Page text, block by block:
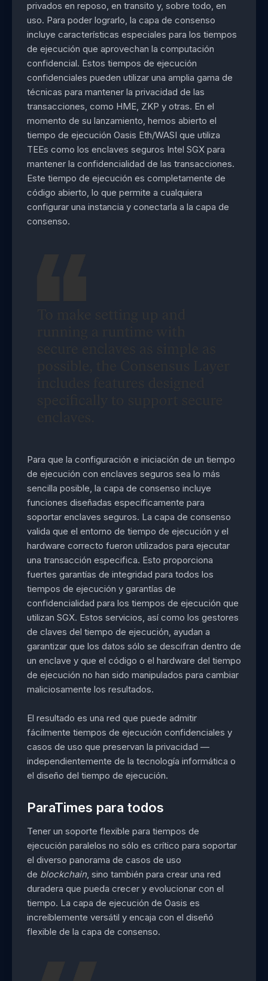
privados en reposo, en transito y, sobre todo, en
uso. Para poder lograrlo, la capa de consenso
incluye características especiales para los tiempos
de ejecución que aprovechan la computación
confidencial. Estos tiempos de ejecución
confidenciales pueden utilizar una amplia gama de
técnicas para mantener la privacidad de las
transacciones, como HME, ZKP y otras. En el
momento de su lanzamiento, hemos abierto el
tiempo de ejecución Oasis Eth/WASI que utiliza
TEEs como los enclaves seguros Intel SGX para
mantener la confidencialidad de las transacciones.
Este tiempo de ejecución es completamente de
código abierto, lo que permite a cualquiera
configurar una instancia y conectarla a la capa de
consenso.
Para que la configuración e iniciación de un tiempo
de ejecución con enclaves seguros sea lo más
sencilla posible, la capa de consenso incluye
funciones diseñadas específicamente para
soportar enclaves seguros. La capa de consenso
valida que el entorno de tiempo de ejecución y el
hardware correcto fueron utilizados para ejecutar
una transacción especifica. Esto proporciona
fuertes garantías de integridad para todos los
tiempos de ejecución y garantías de
confidencialidad para los tiempos de ejecución que
utilizan SGX. Estos servicios, así como los gestores
de claves del tiempo de ejecución, ayudan a
garantizar que los datos sólo se descifran dentro de
un enclave y que el código o el hardware del tiempo
de ejecución no han sido manipulados para cambiar
maliciosamente los resultados.
El resultado es una red que puede admitir
fácilmente tiempos de ejecución confidenciales y
casos de uso que preservan la privacidad —
independientemente de la tecnología informática o
el diseño del tiempo de ejecución.
ParaTimes para todos
Tener un soporte flexible para tiempos de
ejecución paralelos no sólo es crítico para soportar
el diverso panorama de casos de uso
de blockchain, sino también para crear una red
duradera que pueda crecer y evolucionar con el
tiempo. La capa de ejecución de Oasis es
increíblemente versátil y encaja con el diseñó
flexible de la capa de consenso.